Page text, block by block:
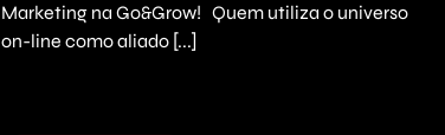
Marketing na Go&Grow! Quem utiliza o universo
on-line como aliado [...]